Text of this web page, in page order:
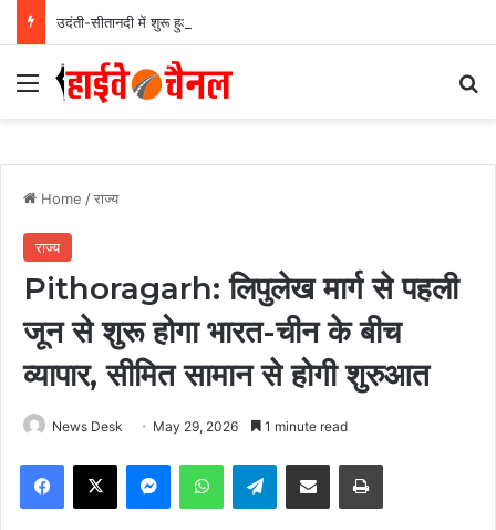
Menu
Home /राज्य
राज्य
Pithoragarh: लिपुलेख मार्ग से पहली
जून से शुरू होगा भारत-चीन के बीच
व्यापार, सीमित सामान से होगी शुरुआत
News Desk May 29, 2026 1 minute read
Facebook
X MessengerWhatsAppTelegramShare via Email Print